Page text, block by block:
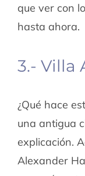
que ver con
hasta ahora.
3.- Villa
¿Qué hace
una antigua
explicación.
Alexander